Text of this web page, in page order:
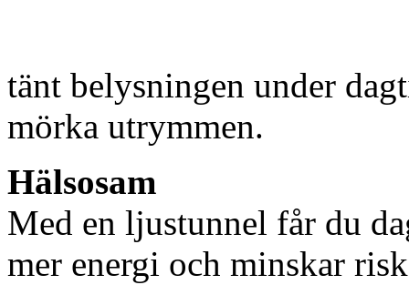
tänt belysningen under
mörka utrymmen.
Hälsosam
Med en ljustunnel får du
mer energi och minskar